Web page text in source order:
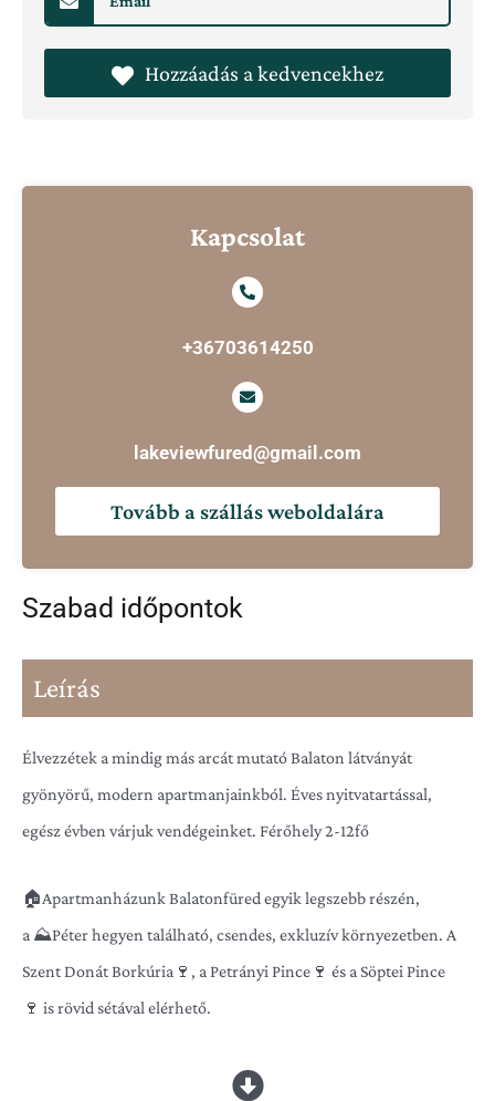
Hozzáadás a kedvencekhez
Leírás
Élvezzétek a mindig más arcát mutató Balaton látványát
gyönyörű, modern apartmanjainkból. Éves nyitvatartással,
egész évben várjuk vendégeinket. Férőhely 2-12fő
🏠Apartmanházunk Balatonfüred egyik legszebb részén,
a ⛰Péter hegyen található, csendes, exkluzív környezetben. A
Szent Donát Borkúria🍷, a Petrányi Pince🍷 és a Söptei Pince
🍷 is rövid sétával elérhető.
📅 Vannak még szabad időpontjaink, érdeklődj bátran😉
Kapcsolat
+36703614250
lakeviewfured@gmail.com
Tovább a szállás weboldalára
Szabad időpontok